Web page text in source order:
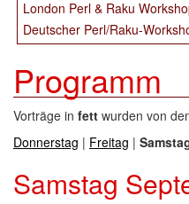
London Perl & Raku
Deutscher Perl/Raku-
Programm
Vorträge in fett wurden von
Donnerstag | Freitag |
Samstag